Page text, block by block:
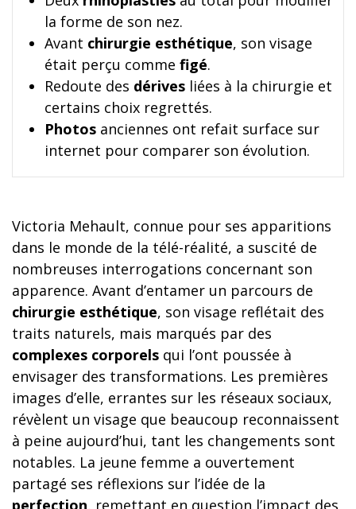
la forme de son nez.
Avant chirurgie esthétique, son visage
était perçu comme figé.
Redoute des dérives liées à la chirurgie et
certains choix regrettés.
Photos anciennes ont refait surface sur
internet pour comparer son évolution.
Victoria Mehault, connue pour ses apparitions
dans le monde de la télé-réalité, a suscité de
nombreuses interrogations concernant son
apparence. Avant d’entamer un parcours de
chirurgie esthétique, son visage reflétait des
traits naturels, mais marqués par des
complexes corporels qui l’ont poussée à
envisager des transformations. Les premières
images d’elle, errantes sur les réseaux sociaux,
révèlent un visage que beaucoup reconnaissent
à peine aujourd’hui, tant les changements sont
notables. La jeune femme a ouvertement
partagé ses réflexions sur l’idée de la
perfection, remettant en question l’impact des